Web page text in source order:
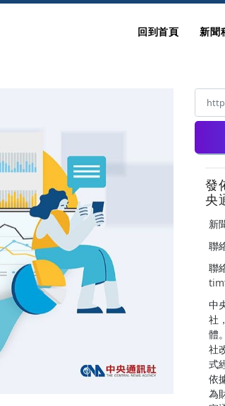
回到首頁 新聞
發
央
新
聯
聯
中
社
體
社
式
依
為